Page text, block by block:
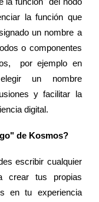
la función que
un nombre a
o componentes
por ejemplo en
elegir un nombre
y facilitar la
digital.
de Kosmos?
escribir cualquier
crear tus propias
en tu experiencia